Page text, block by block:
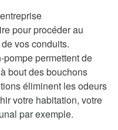
pour procéder au
vos conduits.
permettent de
bout des bouchons
éliminent les odeurs
votre habitation, votre
par exemple.